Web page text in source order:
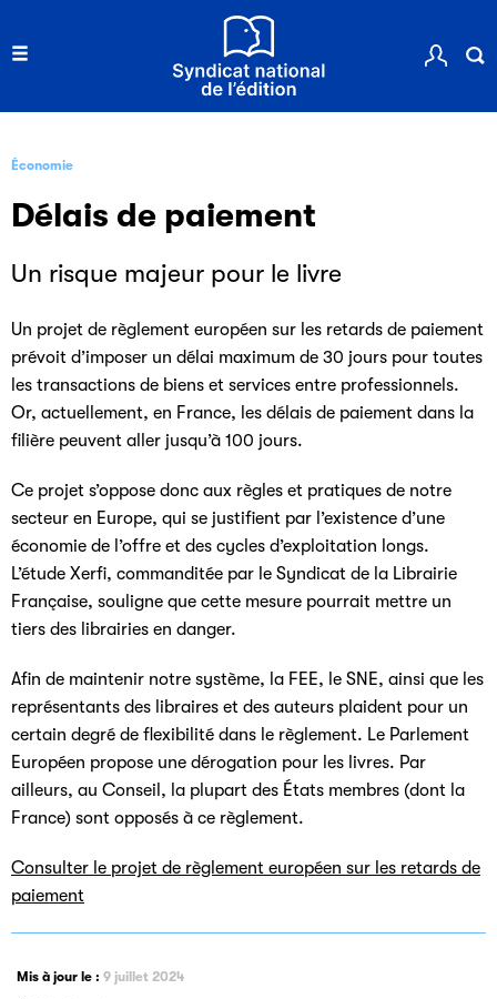
Économie
Délais de paiement
Un risque majeur pour le livre
Un projet de règlement européen sur les retards de paiement
prévoit d’imposer un délai maximum de 30 jours pour toutes
les transactions de biens et services entre professionnels.
Or, actuellement, en France, les délais de paiement dans la
filière peuvent aller jusqu’à 100 jours.
Ce projet s’oppose donc aux règles et pratiques de notre
secteur en Europe, qui se justifient par l’existence d’une
économie de l’offre et des cycles d’exploitation longs.
L’étude Xerfi, commanditée par le Syndicat de la Librairie
Française, souligne que cette mesure pourrait mettre un
tiers des librairies en danger.
Afin de maintenir notre système, la FEE, le SNE, ainsi que les
représentants des libraires et des auteurs plaident pour un
certain degré de flexibilité dans le règlement. Le Parlement
Européen propose une dérogation pour les livres. Par
ailleurs, au Conseil, la plupart des États membres (dont la
France) sont opposés à ce règlement.
Consulter le projet de règlement européen sur les retards de
paiement
Mis à jour le : 9 juillet 2024